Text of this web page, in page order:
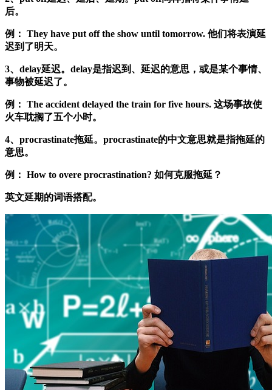
后。
例： They have put off the show until tomorrow. 他们将表演延
迟到了明天。
3、delay延迟。delay是指迟到、延迟的意思，或是某个事情、
事物被延迟了。
例： The accident delayed the train for five hours. 这场事故使
火车耽搁了五个小时。
4、procrastinate拖延。procrastinate的中文意思就是指拖延的
意思。
例： How to overe procrastination? 如何克服拖延？
英文延期的词语搭配。